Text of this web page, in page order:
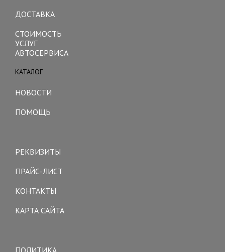
ДОСТАВКА
СТОИМОСТЬ
УСЛУГ
АВТОСЕРВИСА
КАТАЛОГ
НОВОСТИ
ПОМОЩЬ
РЕКВИЗИТЫ
ПРАЙС-ЛИСТ
КОНТАКТЫ
КАРТА САЙТА
ПОЛИТИКА